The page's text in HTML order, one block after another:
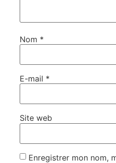
Nom *
E-mail *
Site web
Enregistrer mon nom,